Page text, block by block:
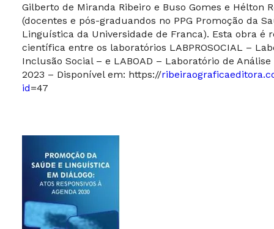
Gilberto de Miranda Ribeiro e Buso Gomes e Hélton
(docentes e pós-graduandos no PPG Promoção da
Linguística da Universidade de Franca). Esta obra é
científica entre os laboratórios LABPROSOCIAL –
Inclusão Social – e LABOAD – Laboratório de
2023 – Disponível em: https://
id=47